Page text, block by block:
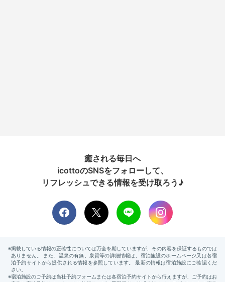
癒される毎日へ
icottoのSNSをフォローして、
リフレッシュできる情報を受け取ろう♪